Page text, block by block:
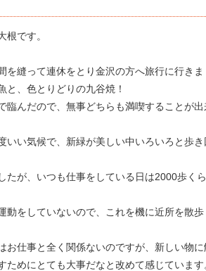
根です。
を縫って連休をとり金沢の方へ旅行に行き
と、色とりどりの九谷焼！
臨んだので、無事どちらも満喫することが
いい気候で、新緑が美しい中いろいろと歩
たが、いつも仕事をしている日は2000歩く
動をしていないので、これを機に近所を散
お仕事と全く関係ないのですが、新しい物
ためにとても大事だなと改めて感じています